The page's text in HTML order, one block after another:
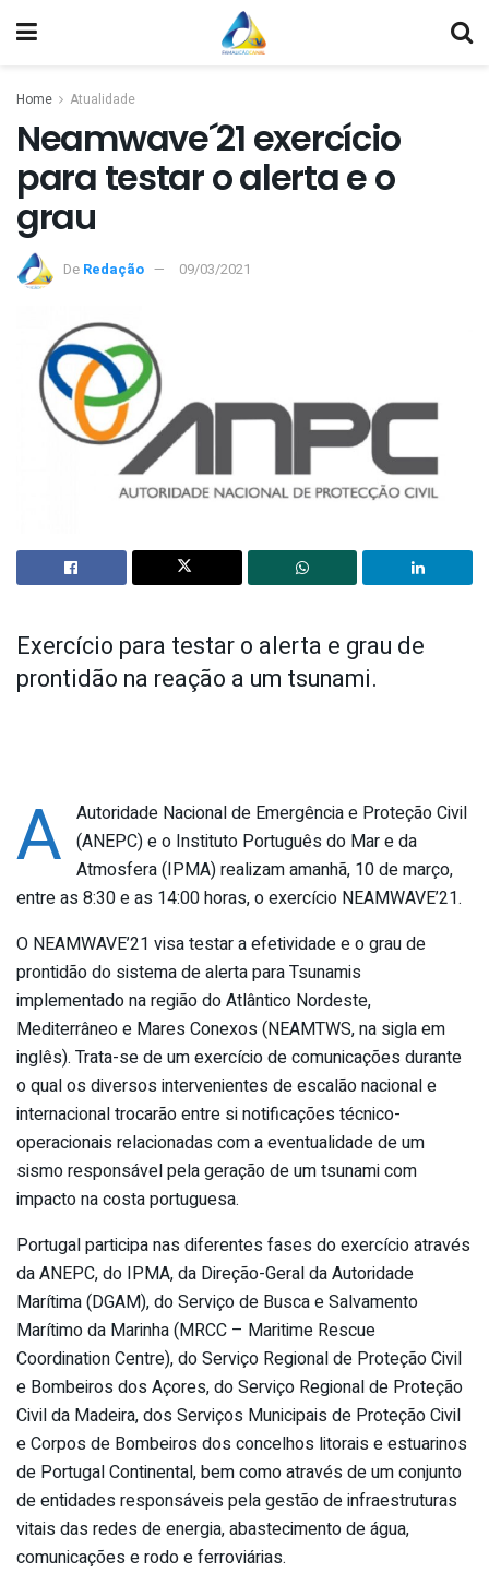
Home Atualidade
Neamwave´21 exercício
para testar o alerta e o
grau
De Redação 09/03/2021
Exercício para testar o alerta e grau de
prontidão na reação a um tsunami.
A Autoridade Nacional de Emergência e Proteção Civil
(ANEPC) e o Instituto Português do Mar e da
Atmosfera (IPMA) realizam amanhã, 10 de março,
entre as 8:30 e as 14:00 horas, o exercício NEAMWAVE’21.
O NEAMWAVE’21 visa testar a efetividade e o grau de
prontidão do sistema de alerta para Tsunamis
implementado na região do Atlântico Nordeste,
Mediterrâneo e Mares Conexos (NEAMTWS, na sigla em
inglês). Trata-se de um exercício de comunicações durante
o qual os diversos intervenientes de escalão nacional e
internacional trocarão entre si notificações técnico-
operacionais relacionadas com a eventualidade de um
sismo responsável pela geração de um tsunami com
impacto na costa portuguesa.
Portugal participa nas diferentes fases do exercício através
da ANEPC, do IPMA, da Direção-Geral da Autoridade
Marítima (DGAM), do Serviço de Busca e Salvamento
Marítimo da Marinha (MRCC – Maritime Rescue
Coordination Centre), do Serviço Regional de Proteção Civil
e Bombeiros dos Açores, do Serviço Regional de Proteção
Civil da Madeira, dos Serviços Municipais de Proteção Civil
e Corpos de Bombeiros dos concelhos litorais e estuarinos
de Portugal Continental, bem como através de um conjunto
de entidades responsáveis pela gestão de infraestruturas
vitais das redes de energia, abastecimento de água,
comunicações e rodo e ferroviárias.